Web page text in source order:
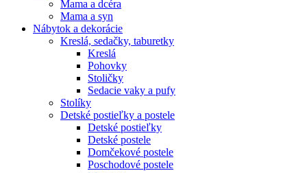
Mama a dcéra
Mama a syn
Nábytok a dekorácie
Kreslá, sedačky, taburetky
Kreslá
Pohovky
Stoličky
Sedacie vaky a pufy
Stolíky
Detské postieľky a postele
Detské postieľky
Detské postele
Domčekové postele
Poschodové postele